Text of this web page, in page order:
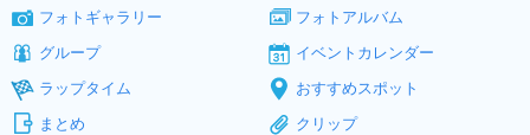
フォトギャラリー
フォトアルバム
グループ
イベントカレンダー
ラップタイム
おすすめスポット
まとめ
クリップ